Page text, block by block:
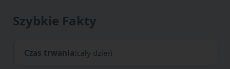
Szybkie Fakty
Czas trwania:cały dzień